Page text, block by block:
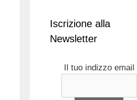
Iscrizione alla
Newsletter
Il tuo indizzo email